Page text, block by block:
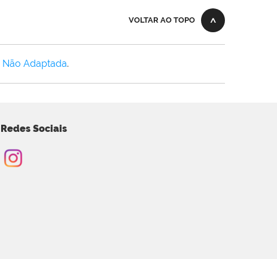
VOLTAR AO TOPO
Adaptada.
Redes Sociais